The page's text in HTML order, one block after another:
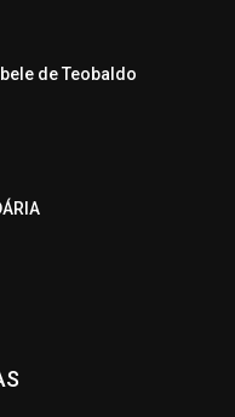
de Teobaldo